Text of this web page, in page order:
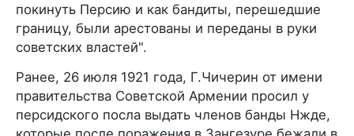
покинуть Персию и как бандиты, перешедшие
границу, были арестованы и переданы в руки
советских властей".
Ранее, 26 июля 1921 года, Г.Чичерин от имени
правительства Советской Армении просил у
персидского посла выдать членов банды Нжде,